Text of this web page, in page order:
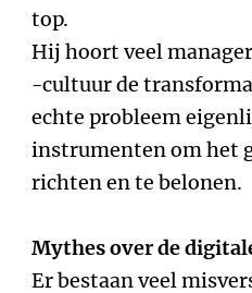
top.
Hij hoort veel
-cultuur de
echte probleem
instrumenten om het
richten en te belonen.
Mythes over de
Er bestaan veel